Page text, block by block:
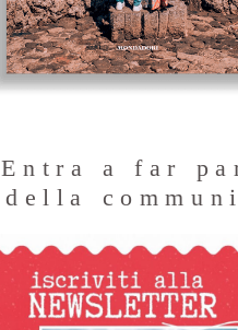
Entra a far
della